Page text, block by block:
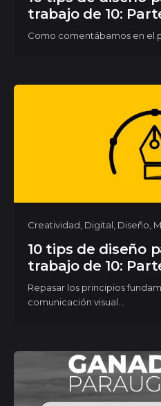
trabajo de 10:
Como comentábamos en el
Creatividad Digital Diseño
10 tips de diseño
trabajo de 10:
Repasar los principios
comunicación visual...